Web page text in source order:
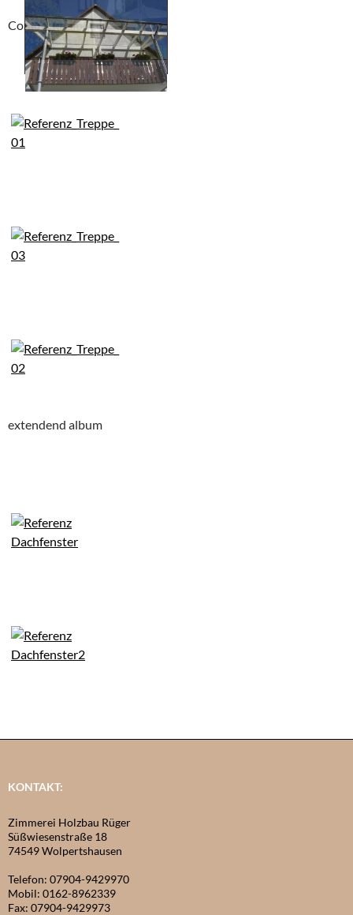
Compackt album
extendend album
KONTAKT:
Zimmerei Holzbau Rüger
Süßwiesenstraße 18
74549 Wolpertshausen
Telefon: 07904-9429970
Mobil: 0162-8962339
Fax: 07904-9429973